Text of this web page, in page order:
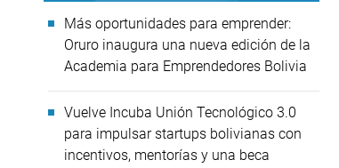
Más oportunidades para emprender:
Oruro inaugura una nueva edición de la
Academia para Emprendedores Bolivia
Vuelve Incuba Unión Tecnológico 3.0
para impulsar startups bolivianas con
incentivos, mentorías y una beca